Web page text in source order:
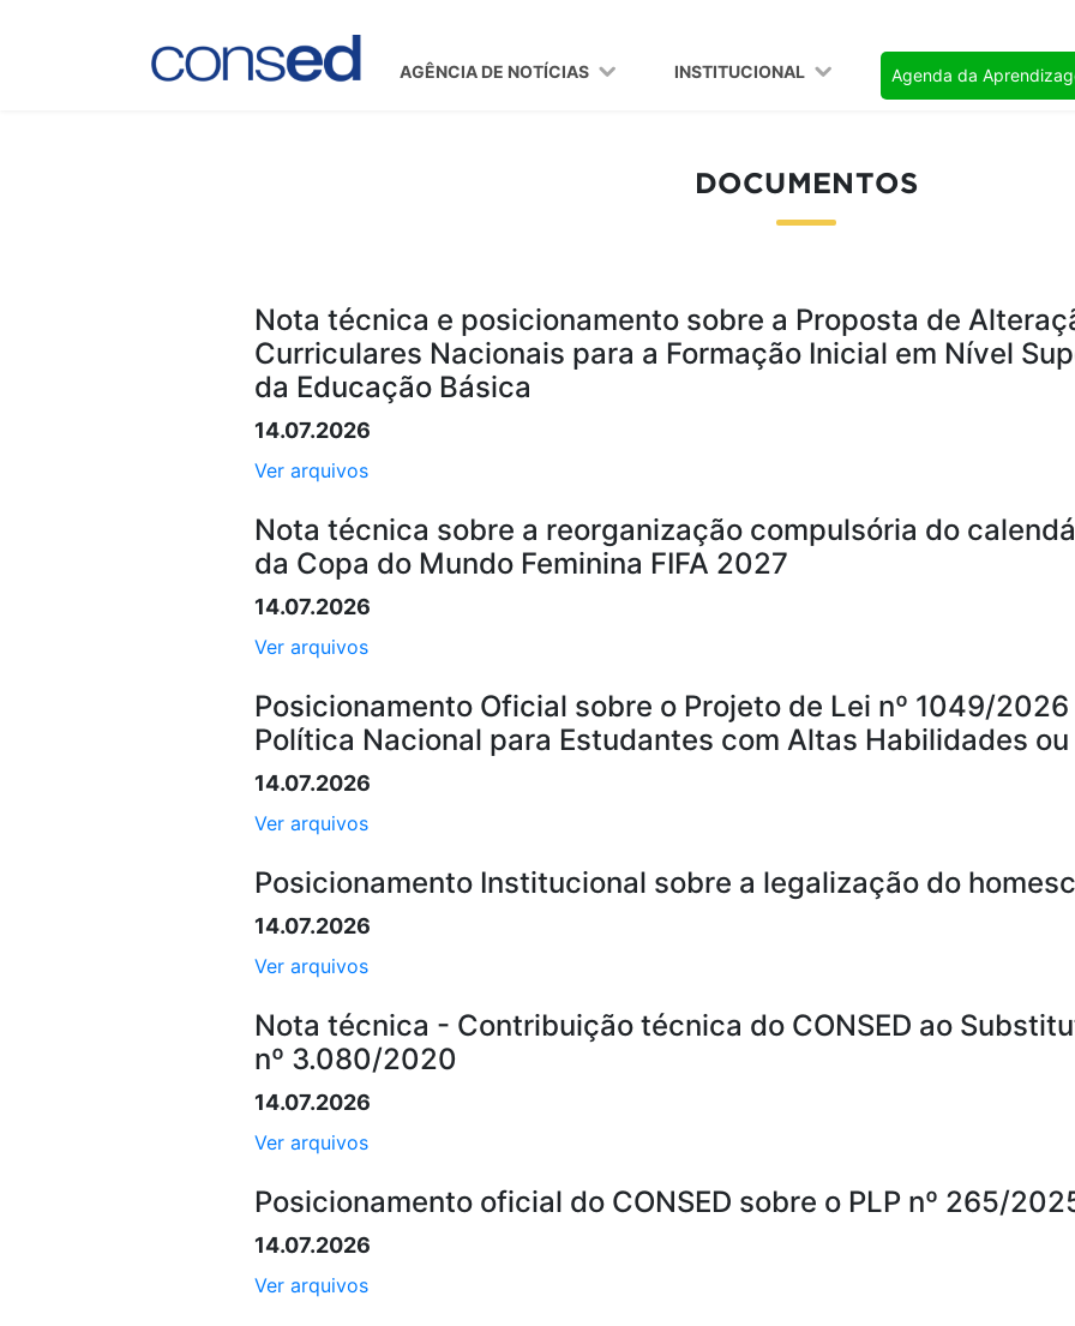
AGÊNCIA DE NOTÍCIAS INSTITUCIONAL Agenda da
DOCUMENTOS
Nota técnica e posicionamento sobre a Proposta de
Curriculares Nacionais para a Formação Inicial em Nível
da Educação Básica
14.07.2026
Ver arquivos
Nota técnica sobre a reorganização compulsória do
da Copa do Mundo Feminina FIFA 2027
14.07.2026
Ver arquivos
Posicionamento Oficial sobre o Projeto de Lei nº 1049/
Política Nacional para Estudantes com Altas Habilidades
14.07.2026
Ver arquivos
Posicionamento Institucional sobre a legalização do
14.07.2026
Ver arquivos
Nota técnica - Contribuição técnica do CONSED ao
nº 3.080/2020
14.07.2026
Ver arquivos
Posicionamento oficial do CONSED sobre o PLP nº 265/
14.07.2026
Ver arquivos